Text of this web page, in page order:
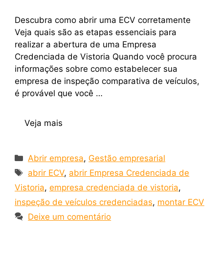
Descubra como abrir uma ECV corretamente
Veja quais são as etapas essenciais para
realizar a abertura de uma Empresa
Credenciada de Vistoria Quando você procura
informações sobre como estabelecer sua
empresa de inspeção comparativa de veículos,
é provável que você …
Veja mais
Abrir empresa, Gestão empresarial
abrir ECV, abrir Empresa Credenciada de
Vistoria, empresa credenciada de vistoria,
inspeção de veículos credenciadas, montar ECV
Deixe um comentário